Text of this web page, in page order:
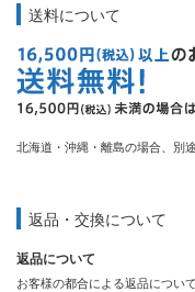
送料について
北海道・沖縄・離島の場合、別
返品・交換について
返品について
お客様の都合による返品につい